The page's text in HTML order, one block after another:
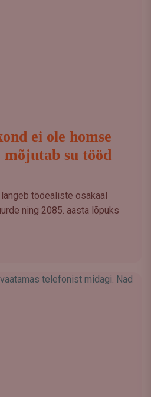
ei ole homse
mõjutab su tööd
tööealiste osakaal
ning 2085. aasta lõpuks